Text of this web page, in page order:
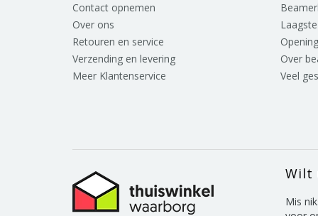
Contact opnemen
Over ons
Retouren en service
Verzending en levering
Meer Klantenservice
Over
Veel
Wilt
Mis